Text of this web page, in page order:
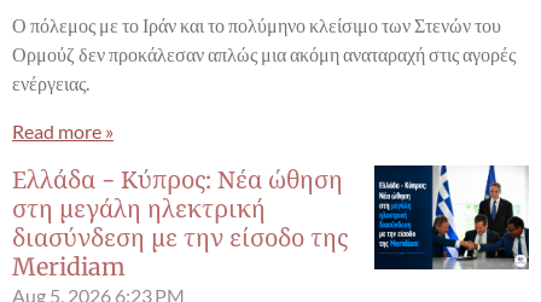
Ο πόλεμος με το Ιράν και το πολύμηνο κλείσιμο των Στενών του
Ορμούζ δεν προκάλεσαν απλώς μια ακόμη αναταραχή στις αγορές
ενέργειας.
Read more »
Ελλάδα - Κύπρος: Νέα ώθηση
στη μεγάλη ηλεκτρική
διασύνδεση με την είσοδο της
Meridiam
Aug 5, 2026 6:23 PM